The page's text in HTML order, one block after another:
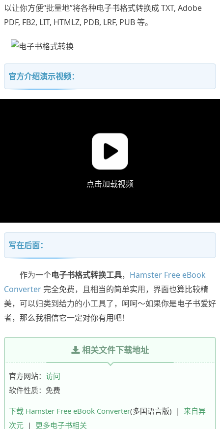
以让你方便“批量地”将各种电子书格式转换成 TXT, Adobe
PDF, FB2, LIT, HTMLZ, PDB, LRF, PUB 等。
官方介绍演示视频：
点击加载视频
写在后面：
作为一个电子书格式转换工具， Hamster Free eBook
Converter 完全免费，且相当的简单实用，界面也算比较精
美，可以归类到给力的小工具了，呵呵～如果你是电子书爱好
者，那么我相信它一定对你有用吧！
相关文件下载地址
官方网站： 访问
软件性质：免费
下载 Hamster Free eBook Converter(多国语言版) | 来自异
次元 | 更多电子书相关